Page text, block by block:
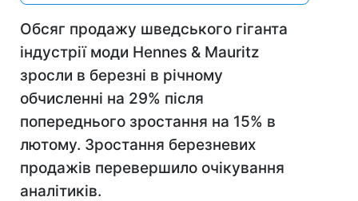
Обсяг продажу шведського гіганта
індустрії моди Hennes & Mauritz
зросли в березні в річному
обчисленні на 29% після
попереднього зростання на 15% в
лютому. Зростання березневих
продажів перевершило очікування
аналітиків.